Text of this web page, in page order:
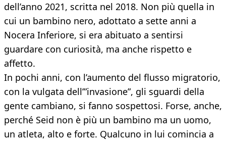
dell’anno 2021, scritta nel 2018. Non più quella in
cui un bambino nero, adottato a sette anni a
Nocera Inferiore, si era abituato a sentirsi
guardare con curiosità, ma anche rispetto e
affetto.
In pochi anni, con l’aumento del flusso migratorio,
con la vulgata dell’”invasione”, gli sguardi della
gente cambiano, si fanno sospettosi. Forse, anche,
perché Seid non è più un bambino ma un uomo,
un atleta, alto e forte. Qualcuno in lui comincia a